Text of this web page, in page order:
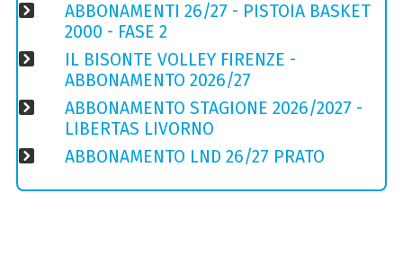
ABBONAMENTI 26/27 - PISTOIA BASKET
2000 - FASE 2
IL BISONTE VOLLEY FIRENZE -
ABBONAMENTO 2026/27
ABBONAMENTO STAGIONE 2026/2027 -
LIBERTAS LIVORNO
ABBONAMENTO LND 26/27 PRATO